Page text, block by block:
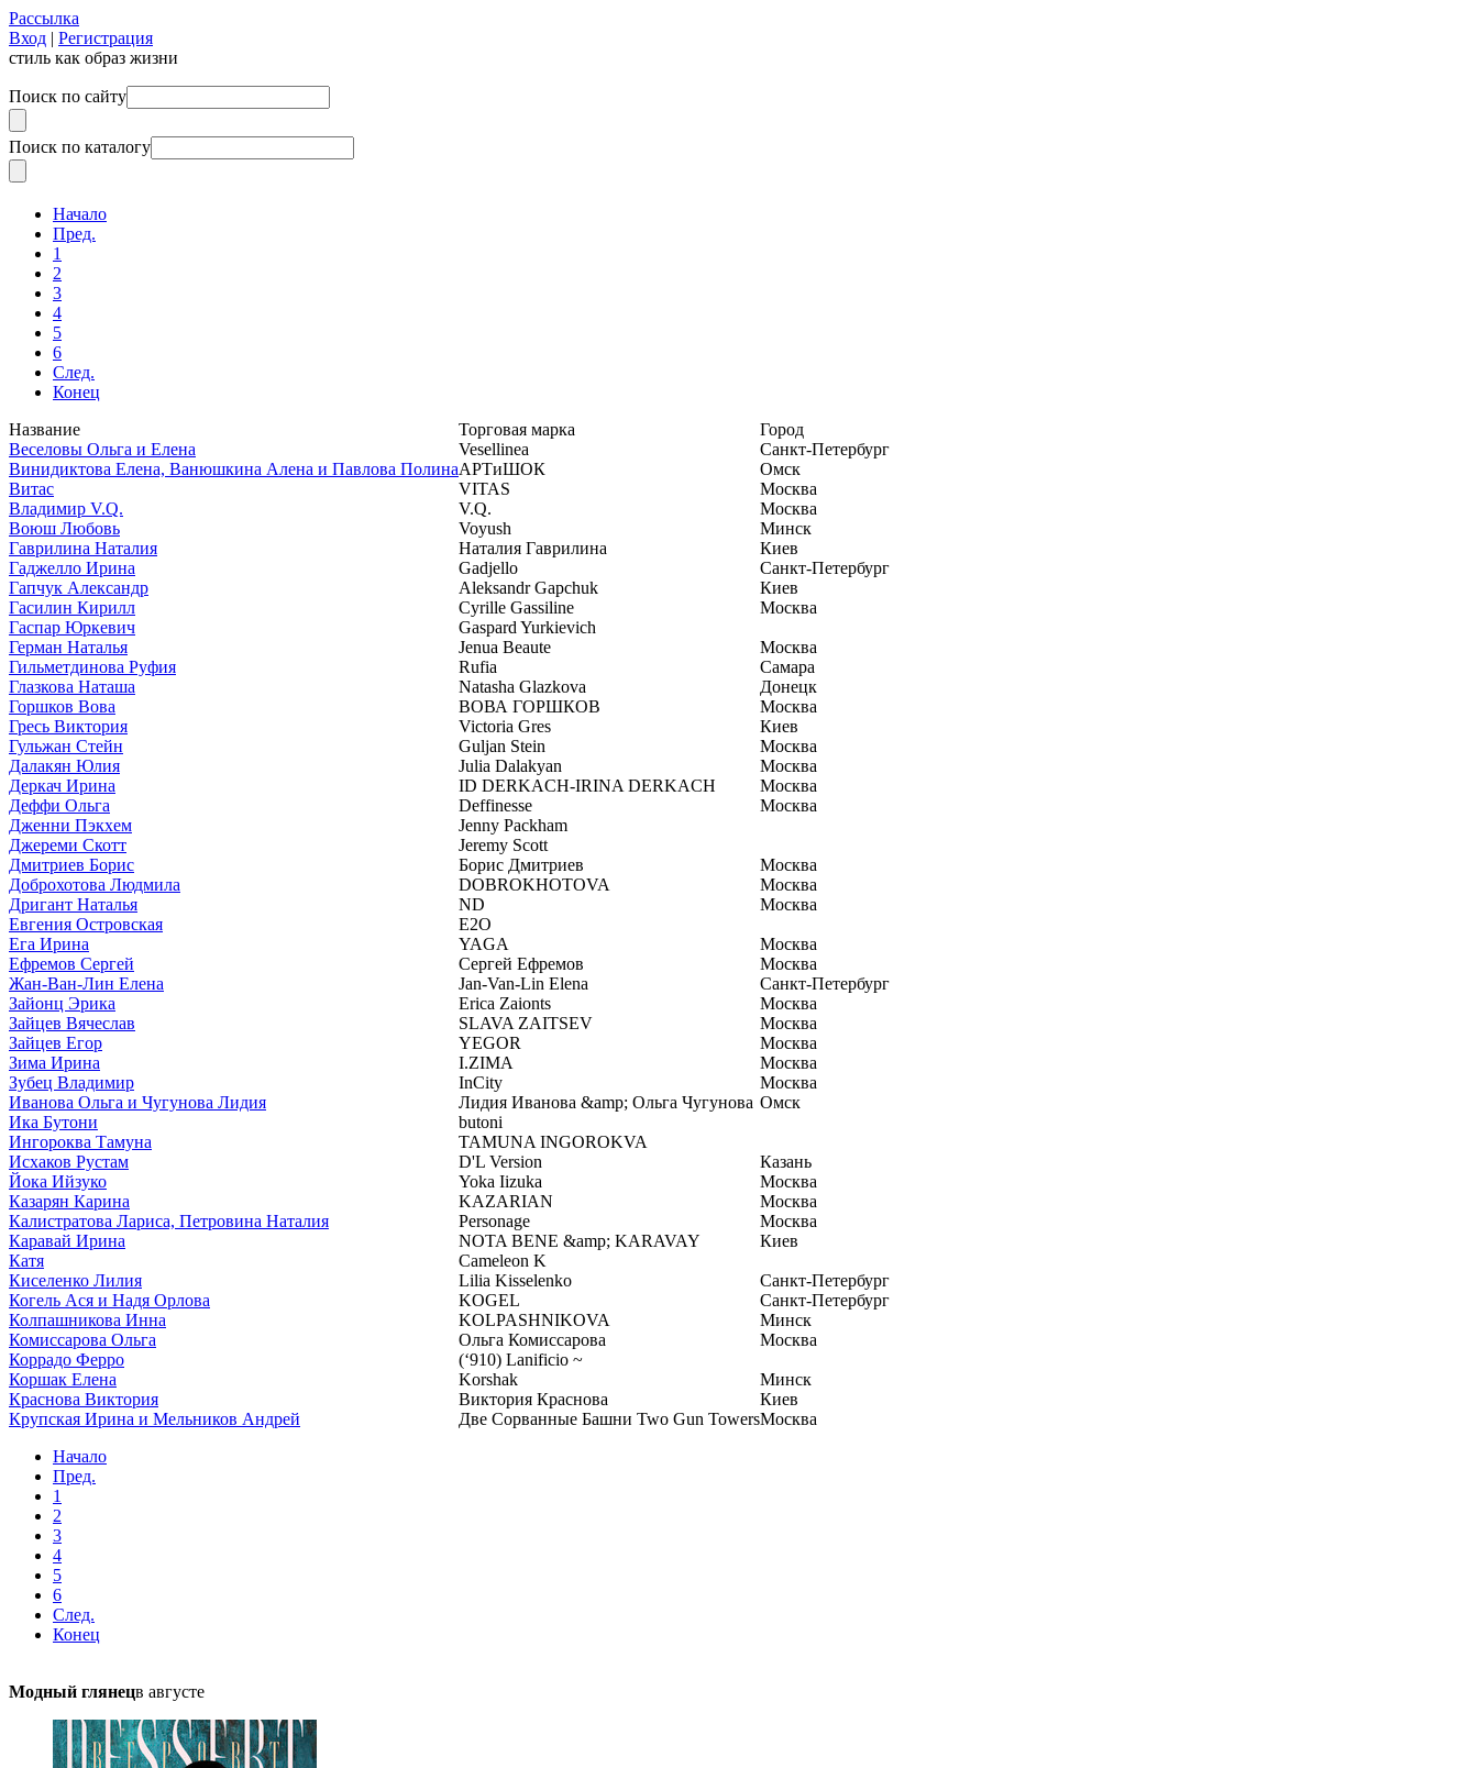
Рассылка
Вход | Регистрация
стиль как образ жизни
Поиск по сайту
Поиск по каталогу
Начало
Пред.
1
2
3
4
5
6
След.
Конец
Название
Торговая марка
Город
Веселовы Ольга и Елена
Vesellinea
Санкт-Петербург
Винидиктова Елена, Ванюшкина Алена и Павлова ПолинаАРТиШОК
Омск
Витас
VITAS
Москва
Владимир V.Q.
V.Q.
Москва
Воюш Любовь
Voyush
Минск
Гаврилина Наталия
Наталия Гаврилина
Киев
Гаджелло Ирина
Gadjello
Санкт-Петербург
Гапчук Александр
Aleksandr Gapchuk
Киев
Гасилин Кирилл
Cyrille Gassiline
Москва
Гаспар Юркевич
Gaspard Yurkievich
Герман Наталья
Jenua Beaute
Москва
Гильметдинова Руфия
Rufia
Самара
Глазкова Наташа
Natasha Glazkova
Донецк
Горшков Вова
ВОВА ГОРШКОВ
Москва
Гресь Виктория
Victoria Gres
Киев
Гульжан Стейн
Guljan Stein
Москва
Далакян Юлия
Julia Dalakyan
Москва
Деркач Ирина
ID DERKACH-IRINA DERKACH
Москва
Деффи Ольга
Deffinesse
Москва
Дженни Пэкхем
Jenny Packham
Джереми Скотт
Jeremy Scott
Дмитриев Борис
Борис Дмитриев
Москва
Доброхотова Людмила
DOBROKHOTOVA
Москва
Дригант Наталья
ND
Москва
Евгения Островская
E2O
Ега Ирина
YAGA
Москва
Ефремов Сергей
Сергей Ефремов
Москва
Жан-Ван-Лин Елена
Jan-Van-Lin Elena
Санкт-Петербург
Зайонц Эрика
Erica Zaionts
Москва
Зайцев Вячеслав
SLAVA ZAITSEV
Москва
Зайцев Егор
YEGOR
Москва
Зима Ирина
I.ZIMA
Москва
Зубец Владимир
InCity
Москва
Иванова Ольга и Чугунова Лидия
Лидия Иванова &amp; Ольга Чугунова Омск
Ика Бутони
butoni
Ингороква Тамуна
TAMUNA INGOROKVA
Исхаков Рустам
D'L Version
Казань
Йока Ийзуко
Yoka Iizuka
Москва
Казарян Карина
KAZARIAN
Москва
Калистратова Лариса, Петровина Наталия
Personage
Москва
Каравай Ирина
NOTA BENE &amp; KARAVAY
Киев
Катя
Cameleon K
Киселенко Лилия
Lilia Kisselenko
Санкт-Петербург
Когель Ася и Надя Орлова
KOGEL
Санкт-Петербург
Колпашникова Инна
KOLPASHNIKOVA
Минск
Комиссарова Ольга
Ольга Комиссарова
Москва
Коррадо Ферро
(‘910) Lanificio ~
Коршак Елена
Korshak
Минск
Краснова Виктория
Виктория Краснова
Киев
Крупская Ирина и Мельников Андрей
Две Сорванные Башни Two Gun TowersМосква
Начало
Пред.
1
2
3
4
5
6
След.
Конец
Модный глянецв августе